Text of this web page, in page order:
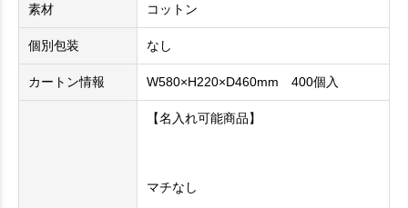
素材 コットン
個別包装 なし
カートン情報 W580×H220×D460mm 400個入
【名入れ可能商品】
マチなし